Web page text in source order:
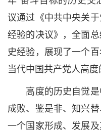
议通过《中共中央关
经验的决议》，全面
史经验，展现了一个
当代中国共产党人高度
高度的历史自觉是
成败、鉴是非、知兴
一个国家形成、发展